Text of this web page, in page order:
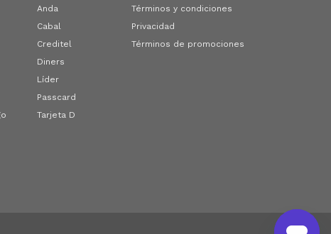
Anda
Cabal
Creditel
Diners
Líder
Passcard
Tarjeta D
Términos y condiciones
Privacidad
Términos de promociones